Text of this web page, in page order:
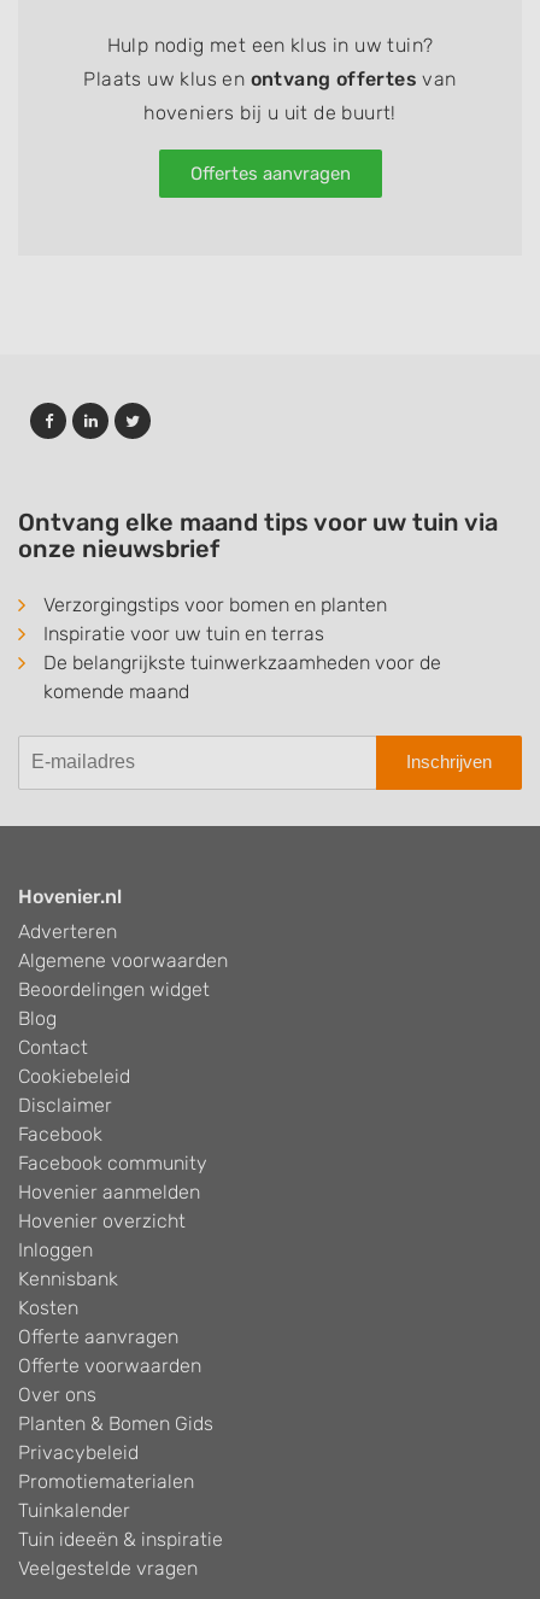
Hulp nodig met een klus in uw tuin?
Plaats uw klus en ontvang offertes van
hoveniers bij u uit de buurt!
Offertes aanvragen
Ontvang elke maand tips voor uw tuin via
onze nieuwsbrief
Verzorgingstips voor bomen en planten
Inspiratie voor uw tuin en terras
De belangrijkste tuinwerkzaamheden voor de
komende maand
Inschrijven
Hovenier.nl
Adverteren
Algemene voorwaarden
Beoordelingen widget
Blog
Contact
Cookiebeleid
Disclaimer
Facebook
Facebook community
Hovenier aanmelden
Hovenier overzicht
Inloggen
Kennisbank
Kosten
Offerte aanvragen
Offerte voorwaarden
Over ons
Planten & Bomen Gids
Privacybeleid
Promotiematerialen
Tuinkalender
Tuin ideeën & inspiratie
Veelgestelde vragen